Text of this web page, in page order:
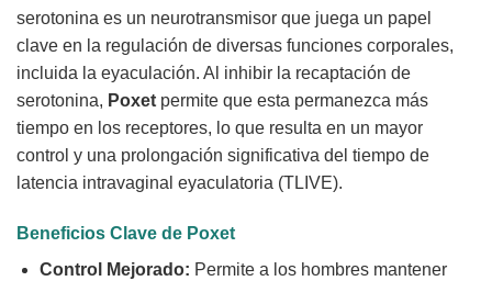
serotonina es un neurotransmisor que juega un papel
clave en la regulación de diversas funciones corporales,
incluida la eyaculación. Al inhibir la recaptación de
serotonina, Poxet permite que esta permanezca más
tiempo en los receptores, lo que resulta en un mayor
control y una prolongación significativa del tiempo de
latencia intravaginal eyaculatoria (TLIVE).
Beneficios Clave de Poxet
Control Mejorado: Permite a los hombres mantener